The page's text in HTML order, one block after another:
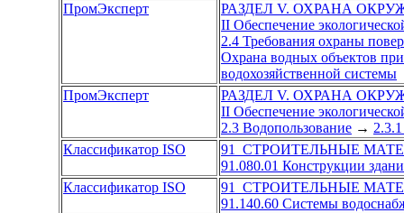
ПромЭксперт
РАЗДЕЛ V. ОХРАНА
II Обеспечение
2.4 Требования охраны
Охрана водных объектов
водохозяйственной системы
ПромЭксперт
РАЗДЕЛ V. ОХРАНА
II Обеспечение
2.3 Водопользование →
Классификатор ISO
91 СТРОИТЕЛЬНЫЕ
91.080.01 Конструкции
Классификатор ISO
91 СТРОИТЕЛЬНЫЕ
91.140.60 Системы